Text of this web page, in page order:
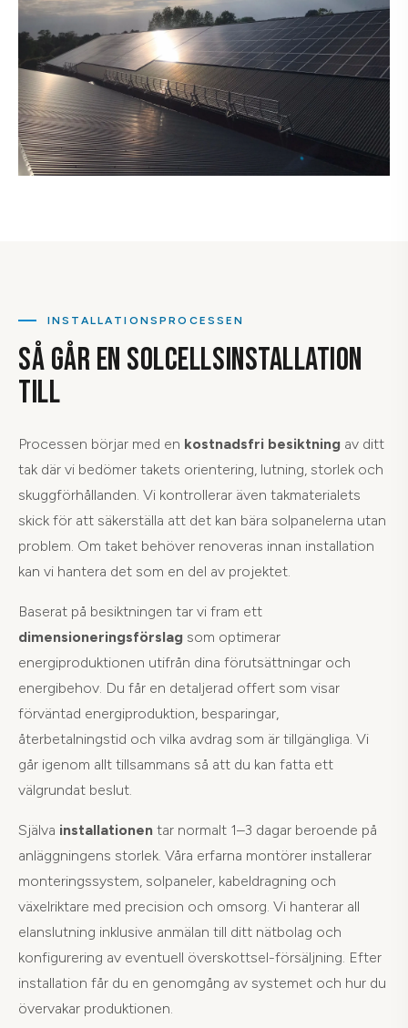
INSTALLATIONSPROCESSEN
SÅ GÅR EN SOLCELLSINSTALLATION
TILL
Processen börjar med en kostnadsfri besiktning av ditt
tak där vi bedömer takets orientering, lutning, storlek och
skuggförhållanden. Vi kontrollerar även takmaterialets
skick för att säkerställa att det kan bära solpanelerna utan
problem. Om taket behöver renoveras innan installation
kan vi hantera det som en del av projektet.
Baserat på besiktningen tar vi fram ett
dimensioneringsförslag som optimerar
energiproduktionen utifrån dina förutsättningar och
energibehov. Du får en detaljerad offert som visar
förväntad energiproduktion, besparingar,
återbetalningstid och vilka avdrag som är tillgängliga. Vi
går igenom allt tillsammans så att du kan fatta ett
välgrundat beslut.
Själva installationen tar normalt 1–3 dagar beroende på
anläggningens storlek. Våra erfarna montörer installerar
monteringssystem, solpaneler, kabeldragning och
växelriktare med precision och omsorg. Vi hanterar all
elanslutning inklusive anmälan till ditt nätbolag och
konfigurering av eventuell överskottsel-försäljning. Efter
installation får du en genomgång av systemet och hur du
övervakar produktionen.